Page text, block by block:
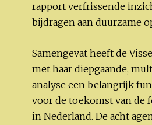
rapport verfrissende
bijdragen aan duurzame
Samengevat heeft de
met haar diepgaande,
analyse een belangrijk
voor de toekomst van de
in Nederland. De acht